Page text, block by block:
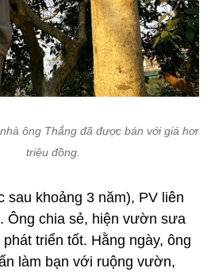
ông Thắng đã được bán với giá hơn
triệu đồng.
sau khoảng 3 năm), PV liên
Ông chia sẻ, hiện vườn sưa
triển tốt. Hằng ngày, ông
làm bạn với ruộng vườn,